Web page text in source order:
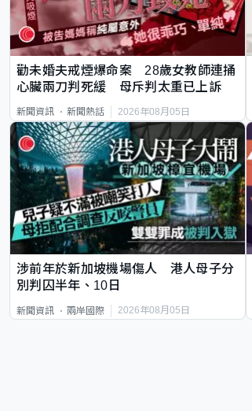
勸未婚夫戒煙爆命案 28歲女教師連捅
心臟兩刀判死緩 母斥判太重已上訴
新聞資訊 新聞熱話 2026年08月05日
涉前年於新加坡機場傷人 港人母子分
別判囚半年、10日
新聞資訊 兩岸國際 2026年08月05日